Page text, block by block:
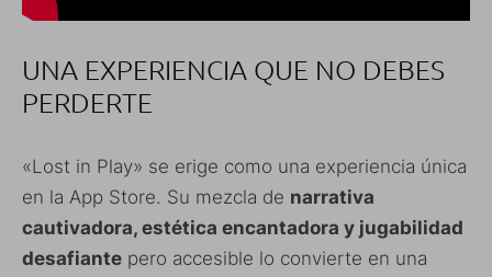
UNA EXPERIENCIA QUE NO DEBES
PERDERTE
«Lost in Play» se erige como una experiencia única
en la App Store. Su mezcla de narrativa
cautivadora, estética encantadora y jugabilidad
desafiante pero accesible lo convierte en una